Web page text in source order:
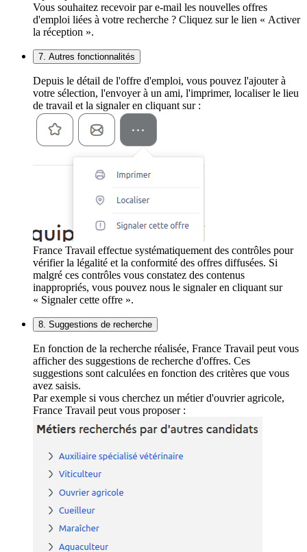
Vous souhaitez recevoir par e-mail les nouvelles offres
d'emploi liées à votre recherche ? Cliquez sur le lien « Activer
la réception ».
7. Autres fonctionnalités
Depuis le détail de l'offre d'emploi, vous pouvez l'ajouter à
votre sélection, l'envoyer à un ami, l'imprimer, localiser le lieu
de travail et la signaler en cliquant sur :
France Travail effectue systématiquement des contrôles pour
vérifier la légalité et la conformité des offres diffusées. Si
malgré ces contrôles vous constatez des contenus
inappropriés, vous pouvez nous le signaler en cliquant sur
« Signaler cette offre ».
8. Suggestions de recherche
En fonction de la recherche réalisée, France Travail peut vous
afficher des suggestions de recherche d'offres. Ces
suggestions sont calculées en fonction des critères que vous
avez saisis.
Par exemple si vous cherchez un métier d'ouvrier agricole,
France Travail peut vous proposer :